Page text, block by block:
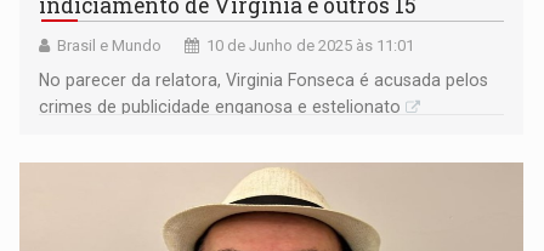
Brasil e Mundo 10 de Junho de 2025 às 11:01
No parecer da relatora, Virginia Fonseca é acusada pelos
crimes de publicidade enganosa e estelionato